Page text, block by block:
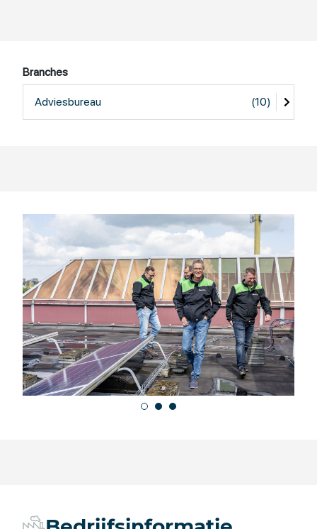
Branches
Adviesbureau (10)